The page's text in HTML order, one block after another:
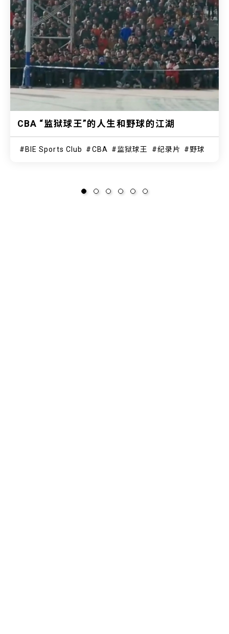
CBA “监狱球王”的人生和野球的江湖
BIE Sports Club CBA 监狱球王 纪录片 野球